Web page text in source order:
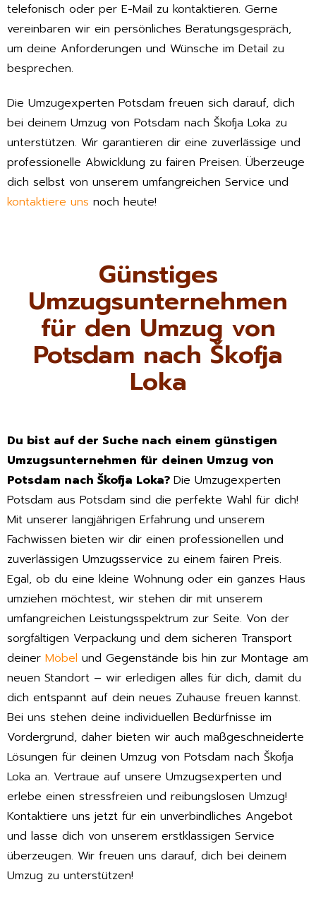
telefonisch oder per E-Mail zu kontaktieren. Gerne
vereinbaren wir ein persönliches Beratungsgespräch,
um deine Anforderungen und Wünsche im Detail zu
besprechen.
Die Umzugexperten Potsdam freuen sich darauf, dich
bei deinem Umzug von Potsdam nach Škofja Loka zu
unterstützen. Wir garantieren dir eine zuverlässige und
professionelle Abwicklung zu fairen Preisen. Überzeuge
dich selbst von unserem umfangreichen Service und
kontaktiere uns noch heute!
Günstiges
Umzugsunternehmen
für den Umzug von
Potsdam nach Škofja
Loka
Du bist auf der Suche nach einem günstigen
Umzugsunternehmen für deinen Umzug von
Potsdam nach Škofja Loka? Die Umzugexperten
Potsdam aus Potsdam sind die perfekte Wahl für dich!
Mit unserer langjährigen Erfahrung und unserem
Fachwissen bieten wir dir einen professionellen und
zuverlässigen Umzugsservice zu einem fairen Preis.
Egal, ob du eine kleine Wohnung oder ein ganzes Haus
umziehen möchtest, wir stehen dir mit unserem
umfangreichen Leistungsspektrum zur Seite. Von der
sorgfältigen Verpackung und dem sicheren Transport
deiner Möbel und Gegenstände bis hin zur Montage am
neuen Standort – wir erledigen alles für dich, damit du
dich entspannt auf dein neues Zuhause freuen kannst.
Bei uns stehen deine individuellen Bedürfnisse im
Vordergrund, daher bieten wir auch maßgeschneiderte
Lösungen für deinen Umzug von Potsdam nach Škofja
Loka an. Vertraue auf unsere Umzugsexperten und
erlebe einen stressfreien und reibungslosen Umzug!
Kontaktiere uns jetzt für ein unverbindliches Angebot
und lasse dich von unserem erstklassigen Service
überzeugen. Wir freuen uns darauf, dich bei deinem
Umzug zu unterstützen!